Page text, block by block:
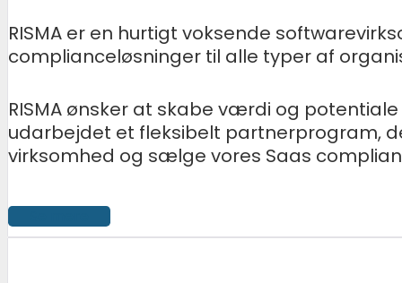
RISMA er en hurtigt voksende
complianceløsninger til alle typer af
RISMA ønsker at skabe værdi og
udarbejdet et fleksibelt partnerprogram,
virksomhed og sælge vores Saas